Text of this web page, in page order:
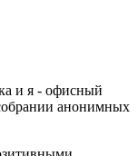
и я - офисный
анонимных